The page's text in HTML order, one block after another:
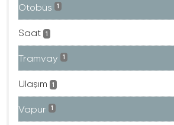
Otobüs 1
Saat 1
Tramvay 1
Ulaşım 1
Vapur 1